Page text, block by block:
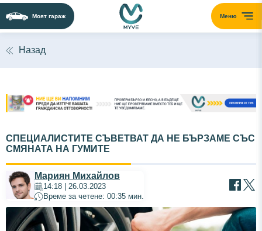
Меню
Моят гараж
Назад
СПЕЦИАЛИСТИТЕ СЪВЕТВАТ ДА НЕ БЪРЗАМЕ СЪС
СМЯНАТА НА ГУМИТЕ
Мариян Михайлов
14:18 | 26.03.2023
Време за четене: 00:35 мин.